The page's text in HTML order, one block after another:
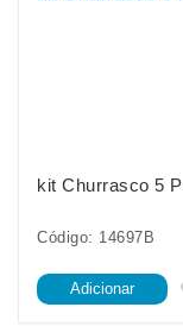
kit Churrasco 5
Código: 14697B
Adicionar